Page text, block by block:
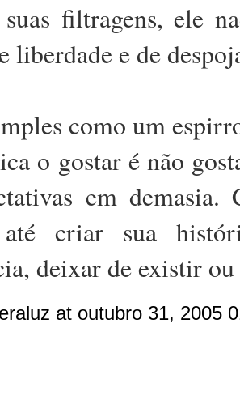
suas filtragens, ele
liberdade e de
como um
o gostar é não
em
até criar sua
deixar de existir
at outubro 31, 2005